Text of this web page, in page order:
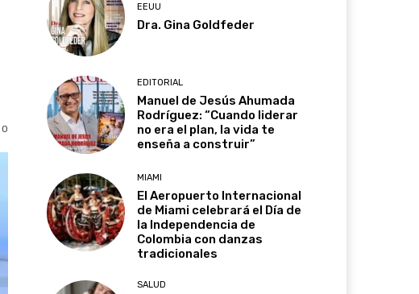
0
EEUU
Dra. Gina Goldfeder
EDITORIAL
Manuel de Jesús Ahumada
Rodríguez: “Cuando liderar
no era el plan, la vida te
enseña a construir”
MIAMI
El Aeropuerto Internacional
de Miami celebrará el Día de
la Independencia de
Colombia con danzas
tradicionales
SALUD